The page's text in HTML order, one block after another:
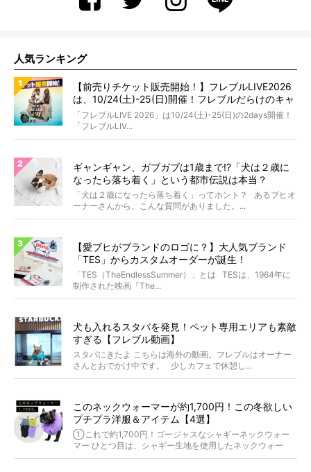
人気ランキング
【前売りチケット販売開始！】フレブルLIVE2026
は、10/24(土)-25(日)開催！フレブルだらけのキャ
ンプ・前夜祭・バスプランも新登場!?
「フレブルLIVE 2026」は10/24(土)-25(日)の2days開催！
「フレブルLIV...
ギャンギャン、ガブガブは1歳まで!?「犬は２歳に
なったら落ち着く」という都市伝説は本当？
「犬は２歳になったら落ち着く」ってホント？ あるブヒオ
ーナーさんから、こんな質問がありました。...
【愛ブヒがブランドのロゴに？】大人気ブランド
「TES」からカスタムオーダーが誕生！
「TES（TheEndlessSummer）」とは TESは、1964年に
制作された映画『The...
犬も入れるスタバを発見！ペット専用エリアも素敵
すぎる【フレブル動画】
スタバにきたよ こちらは海外の動画。フレブルはオーナー
さんとおでかけ中です。 少しカフェで休憩し...
このネックウォーマーが約1,700円！この冬欲しい
プチプラ洋服＆アイテム【4選】
①これで約1,700円！ゴージャスなシャギーネックウォー
マー ひとつ目は、シャギー生地を使用したネックウォー
マ...